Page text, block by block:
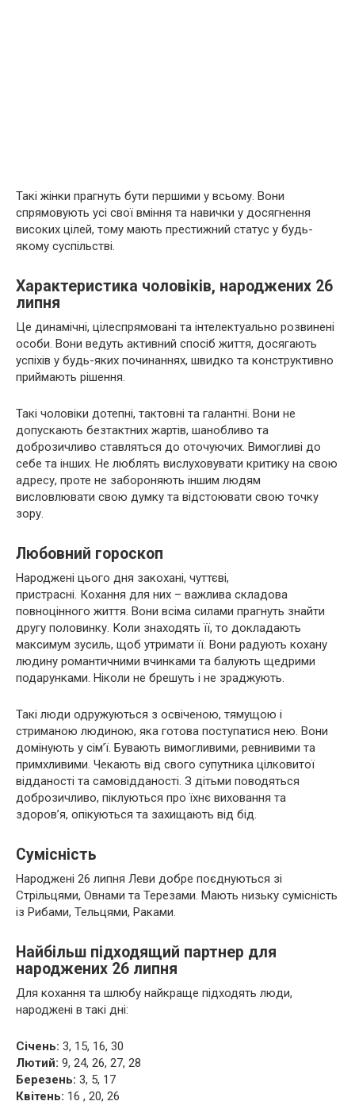
Такі жінки прагнуть бути першими у всьому. Вони
спрямовують усі свої вміння та навички у досягнення
високих цілей, тому мають престижний статус у будь-
якому суспільстві.
Характеристика чоловіків, народжених 26
липня
Це динамічні, цілеспрямовані та інтелектуально розвинені
особи. Вони ведуть активний спосіб життя, досягають
успіхів у будь-яких починаннях, швидко та конструктивно
приймають рішення.
Такі чоловіки дотепні, тактовні та галантні. Вони не
допускають безтактних жартів, шанобливо та
доброзичливо ставляться до оточуючих. Вимогливі до
себе та інших. Не люблять вислуховувати критику на свою
адресу, проте не забороняють іншим людям
висловлювати свою думку та відстоювати свою точку
зору.
Любовний гороскоп
Народжені цього дня закохані, чуттєві,
пристрасні. Кохання для них – важлива складова
повноцінного життя. Вони всіма силами прагнуть знайти
другу половинку. Коли знаходять її, то докладають
максимум зусиль, щоб утримати її. Вони радують кохану
людину романтичними вчинками та балують щедрими
подарунками. Ніколи не брешуть і не зраджують.
Такі люди одружуються з освіченою, тямущою і
стриманою людиною, яка готова поступатися нею. Вони
домінують у сім’ї. Бувають вимогливими, ревнивими та
примхливими. Чекають від свого супутника цілковитої
відданості та самовідданості. З дітьми поводяться
доброзичливо, піклуються про їхнє виховання та
здоров’я, опікуються та захищають від бід.
Сумісність
Народжені 26 липня Леви добре поєднуються зі
Стрільцями, Овнами та Терезами. Мають низьку сумісність
із Рибами, Тельцями, Раками.
Найбільш підходящий партнер для
народжених 26 липня
Для кохання та шлюбу найкраще підходять люди,
народжені в такі дні:
Січень: 3, 15, 16, 30
Лютий: 9, 24, 26, 27, 28
Березень: 3, 5, 17
Квітень: 16 , 20, 26